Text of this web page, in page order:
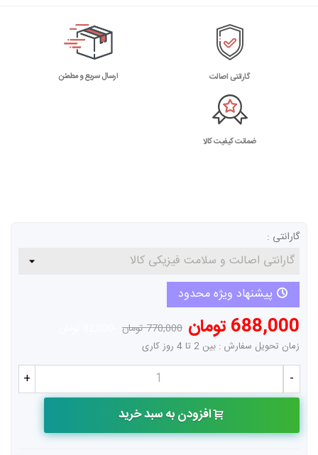
گارانتی اصالت ارسال سریع و مطمئن
ضمانت کیفیت کالا
گارانتی :
پیشنهاد ویژه محدود
688,000 تومان 770,000 تومان
زمان تحویل سفارش : بین 2 تا 4 روز کاری
-
+
افزودن به سبد خرید